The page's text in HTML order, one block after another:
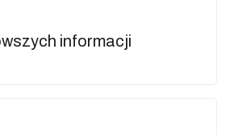
informacji